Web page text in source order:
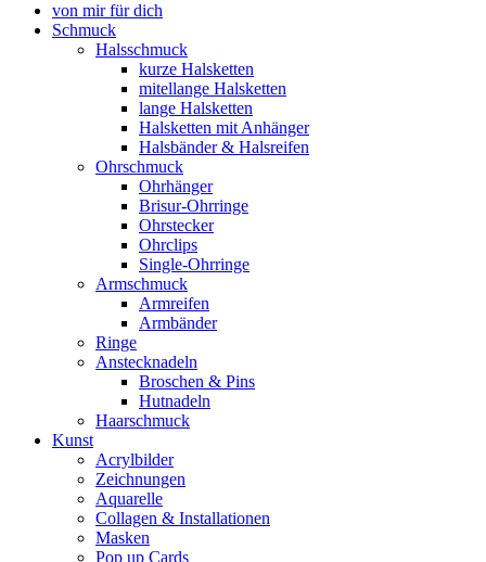
von mir für dich
Schmuck
Halsschmuck
kurze Halsketten
mitellange Halsketten
lange Halsketten
Halsketten mit Anhänger
Halsbänder & Halsreifen
Ohrschmuck
Ohrhänger
Brisur-Ohrringe
Ohrstecker
Ohrclips
Single-Ohrringe
Armschmuck
Armreifen
Armbänder
Ringe
Anstecknadeln
Broschen & Pins
Hutnadeln
Haarschmuck
Kunst
Acrylbilder
Zeichnungen
Aquarelle
Collagen & Installationen
Masken
Pop up Cards